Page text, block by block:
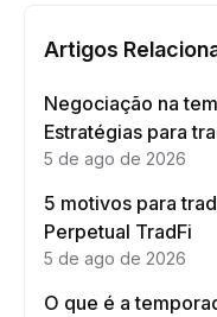
Artigos
Negociação na
Estratégias para
5 de ago de 2026
5 motivos para
Perpetual TradFi
5 de ago de 2026
O que é a